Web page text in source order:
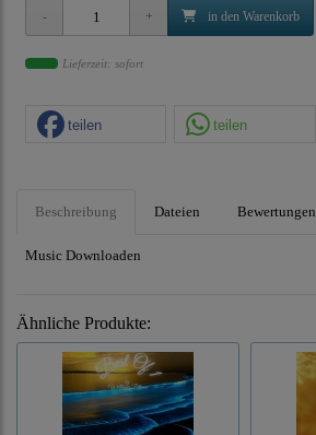
in den Warenkorb
Lieferzeit: sofort
teilen teilen
Beschreibung Dateien Bewertungen
Music Downloaden
Ähnliche Produkte: